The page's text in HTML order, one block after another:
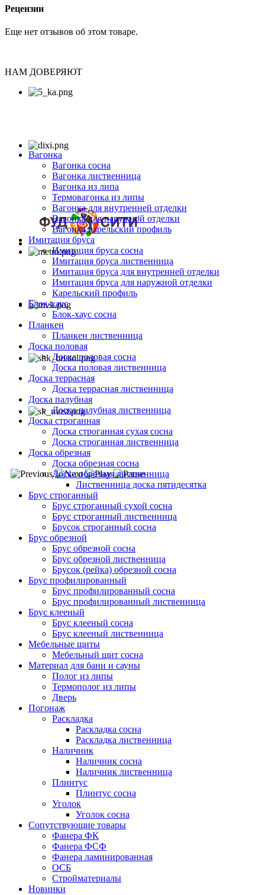
Рецензии
Еще нет отзывов об этом товаре.
НАМ ДОВЕРЯЮТ
Вагонка
Вагонка сосна
Вагонка лиственница
Вагонка из липа
Термовагонка из липы
Вагонка для внутренней отделки
Вагонка для наружной отделки
Вагонка карельский профиль
Имитация бруса
Имитация бруса сосна
Имитация бруса лиственница
Имитация бруса для внутренней отделки
Имитация бруса для наружной отделки
Карельский профиль
Блок-хаус
Блок-хаус сосна
Планкен
Планкен лиственница
Доска половая
Доска половая сосна
Доска половая лиственница
Доска террасная
Доска террасная лиственница
Доска палубная
Доска палубная лиственница
Доска строганная
Доска строганная сухая сосна
Доска строганная лиственница
Доска обрезная
Доска обрезная сосна
Доска обрезная лиственница
Лиственница доска пятидесятка
Брус строганный
Брус строганный сухой сосна
Брус строганный лиственница
Брусок строганный сосна
Брус обрезной
Брус обрезной сосна
Брус обрезной лиственница
Брусок (рейка) обрезной сосна
Брус профилированный
Брус профилированный сосна
Брус профилированный лиственница
Брус клееный
Брус клееный сосна
Брус клееный лиственница
Мебельные щиты
Мебельный щит сосна
Материал для бани и сауны
Полог из липы
Термополог из липы
Дверь
Погонаж
Раскладка
Раскладка сосна
Раскладка лиственница
Наличник
Наличник сосна
Наличник лиственница
Плинтус
Плинтус сосна
Уголок
Уголок сосна
Сопутствующие товары
Фанера ФК
Фанера ФСФ
Фанера ламинированная
ОСБ
Стройматериалы
Новинки